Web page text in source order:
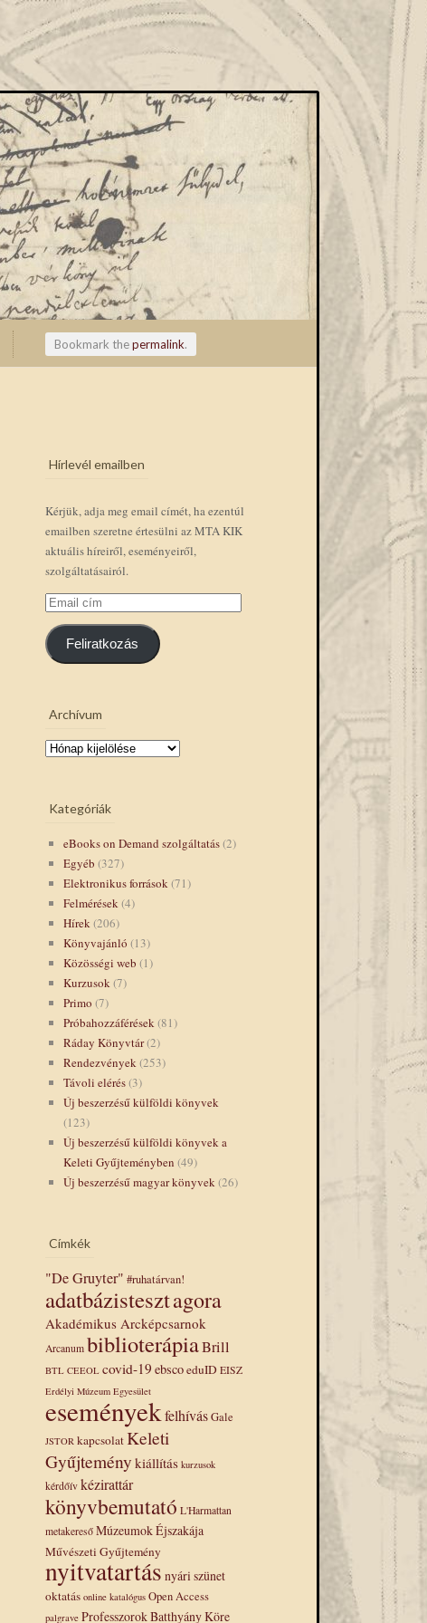
Bookmark thepermalink.
Hírlevél emailben
Kérjük, adja meg email címét, ha ezentúl
emailben szeretne értesülni az MTA KIK
aktuális híreiről, eseményeiről,
szolgáltatásairól.
Email
cím
Feliratkozás
Archívum
Kategóriák
eBooks on Demand szolgáltatás(2)
Egyéb (327)
Elektronikus források(71)
Felmérések(4)
Hírek(206)
Könyvajánló (13)
Közösségi web (1)
Kurzusok(7)
Primo (7)
Próbahozzáférések(81)
Ráday Könyvtár(2)
Rendezvények(253)
Távoli elérés(3)
Új beszerzésű külföldi könyvek
(123)
Új beszerzésű külföldi könyvek a
Keleti Gyűjteményben (49)
Új beszerzésű magyar könyvek(26)
Címkék
"De Gruyter" #ruhatárvan!
adatbázistesztagora
Akadémikus Arcképcsarnok
Arcanum biblioterápiaBrill
BTL CEEOL covid-19 ebscoeduID EISZ
Erdélyi Múzeum Egyesület
eseményekfelhívásGale
JSTOR kapcsolatKeleti
Gyűjtemény kiállítás kurzusok
kérdőív kézirattár
könyvbemutató L'Harmattan
metakereső Múzeumok Éjszakája
Művészeti Gyűjtemény
nyitvatartás nyári szünet
oktatás online katalógus Open Access
palgrave Professzorok Batthyány Köre